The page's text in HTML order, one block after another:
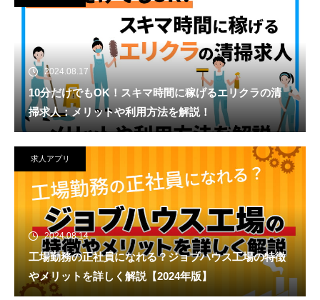
2024.08.17
10分だけでもOK！スキマ時間に稼げるエリクラの清
掃求人：メリットや利用方法を解説！
求人アプリ
2024.08.14
工場勤務の正社員になれる？ジョブハウス工場の特徴
やメリットを詳しく解説【2024年版】